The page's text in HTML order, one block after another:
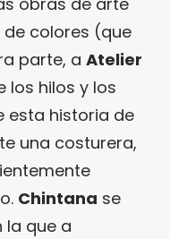
colores (que
parte, a Atelier
los hilos y los
esta historia de
una costurera,
Chintana se
la que a